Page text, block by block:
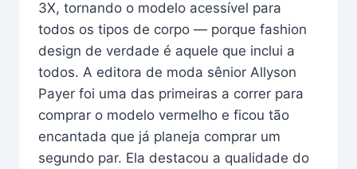
3X, tornando o modelo acessível para
todos os tipos de corpo — porque fashion
design de verdade é aquele que inclui a
todos. A editora de moda sênior Allyson
Payer foi uma das primeiras a correr para
comprar o modelo vermelho e ficou tão
encantada que já planeja comprar um
segundo par. Ela destacou a qualidade do